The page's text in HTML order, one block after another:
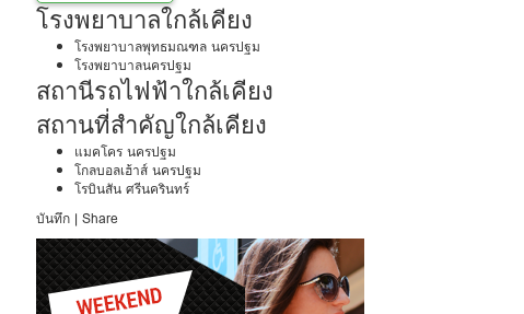
โรงพยาบาลใกล้เคียง
โรงพยาบาลพุทธมณฑล นครปฐม
โรงพยาบาลนครปฐม
สถานีรถไฟฟ้าใกล้เคียง
สถานที่สำคัญใกล้เคียง
แมคโคร นครปฐม
โกลบอลเฮ้าส์ นครปฐม
โรบินสัน ศรีนครินทร์
บันทึก | Share